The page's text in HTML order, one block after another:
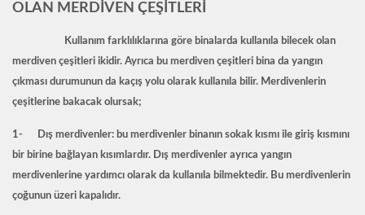
OLAN MERDİVEN ÇEŞİTLERİ
Kullanım farklılıklarına göre binalarda kullanıla bilecek olan
merdiven çeşitleri ikidir. Ayrıca bu merdiven çeşitleri bina da yangın
çıkması durumunun da kaçış yolu olarak kullanıla bilir. Merdivenlerin
çeşitlerine bakacak olursak;
1- Dış merdivenler: bu merdivenler binanın sokak kısmı ile giriş kısmını
bir birine bağlayan kısımlardır. Dış merdivenler ayrıca yangın
merdivenlerine yardımcı olarak da kullanıla bilmektedir. Bu merdivenlerin
çoğunun üzeri kapalıdır.